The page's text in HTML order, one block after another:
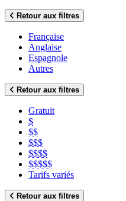
Retour aux filtres
Française
Anglaise
Espagnole
Autres
Retour aux filtres
Gratuit
$
$$
$$$
$$$$
$$$$$
Tarifs variés
Retour aux filtres